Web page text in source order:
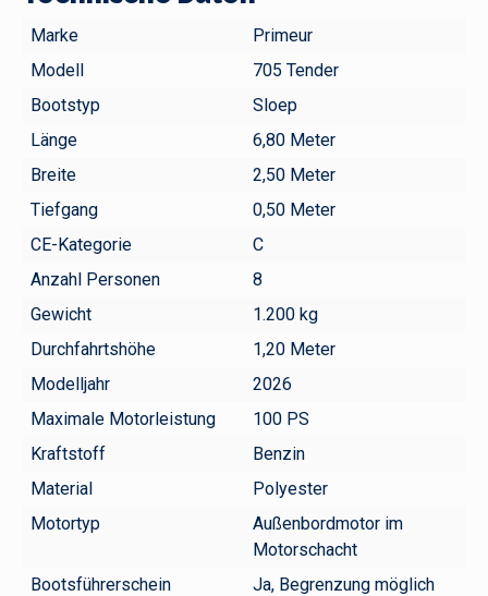
Marke
Primeur
Modell
705 Tender
Bootstyp
Sloep
Länge
6,80 Meter
Breite
2,50 Meter
Tiefgang
0,50 Meter
CE-Kategorie
C
Anzahl Personen
8
Gewicht
1.200 kg
Durchfahrtshöhe
1,20 Meter
Modelljahr
2026
Maximale Motorleistung
100 PS
Kraftstoff
Benzin
Material
Polyester
Motortyp
Außenbordmotor im
Motorschacht
Bootsführerschein
Ja, Begrenzung möglich